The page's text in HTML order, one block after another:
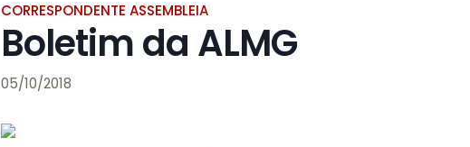
CORRESPONDENTE ASSEMBLEIA
Boletim da ALMG
05/10/2018